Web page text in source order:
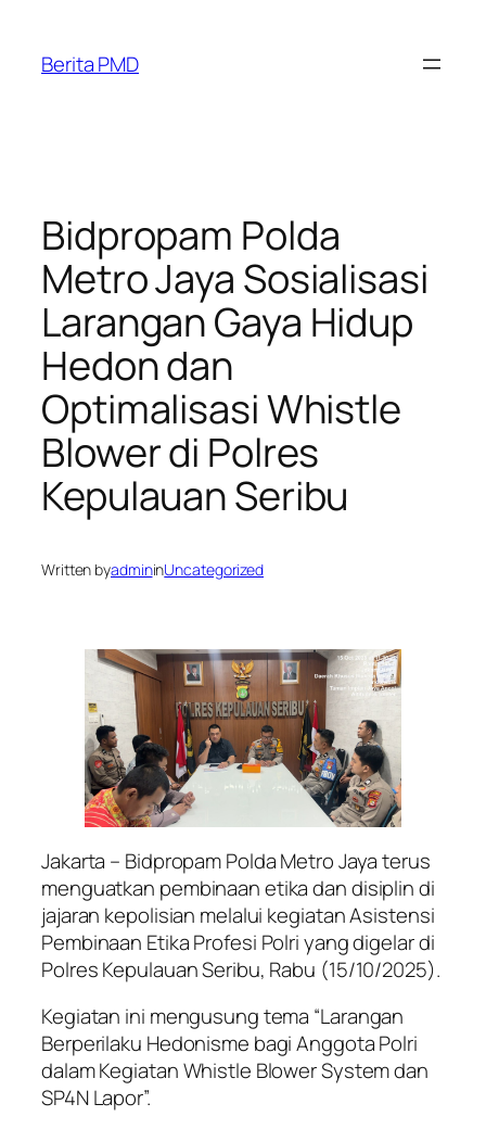
content
Berita PMD
Bidpropam Polda
Metro Jaya Sosialisasi
Larangan Gaya Hidup
Hedon dan
Optimalisasi Whistle
Blower di Polres
Kepulauan Seribu
Written byadmininUncategorized
Jakarta – Bidpropam Polda Metro Jaya terus
menguatkan pembinaan etika dan disiplin di
jajaran kepolisian melalui kegiatan Asistensi
Pembinaan Etika Profesi Polri yang digelar di
Polres Kepulauan Seribu, Rabu (15/10/2025).
Kegiatan ini mengusung tema “Larangan
Berperilaku Hedonisme bagi Anggota Polri
dalam Kegiatan Whistle Blower System dan
SP4N Lapor”.